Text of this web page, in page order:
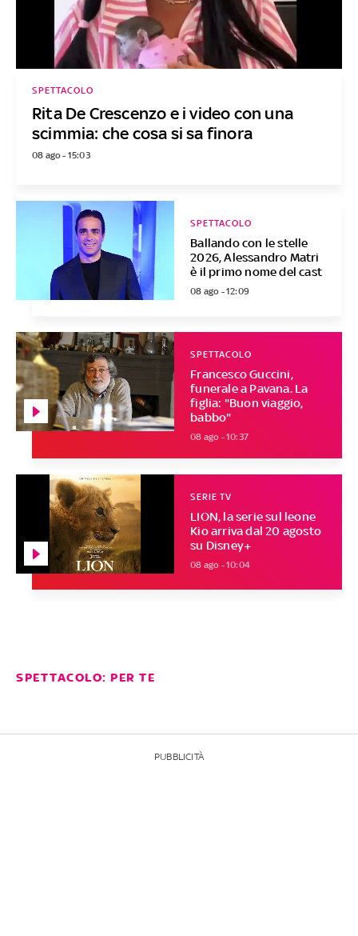
Rita De Crescenzo e i video con una
scimmia: che cosa si sa finora
SPETTACOLO
08 ago - 15:03
Ballando con le stelle
2026, Alessandro Matri
è il primo nome del cast
SPETTACOLO
08 ago - 12:09
Francesco Guccini,
funerale a Pavana. La
figlia: "Buon viaggio,
babbo"
SPETTACOLO
08 ago - 10:37
LION, la serie sul leone
Kio arriva dal 20 agosto
su Disney+
SERIE TV
08 ago - 10:04
SPETTACOLO: PER TE
PUBBLICITÀ